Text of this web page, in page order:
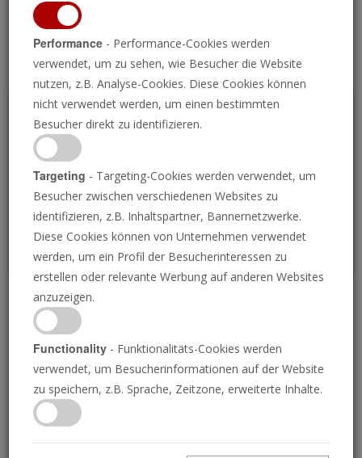
Programm ansehen
P
Der Iran in der
Prophezeiung
26.06.2025 • 64 Minuten
Der Iran sorgt erneut für Schlagzeilen, diesmal
aufgrund der Eskalation mit Israel. Der Iran hat
Performance - Performance-Cookies werden
verwendet, um zu sehen, wie Besucher die Website
nutzen, z.B. Analyse-Cookies. Diese Cookies können
nicht verwendet werden, um einen bestimmten
Besucher direkt zu identifizieren.
Targeting - Targeting-Cookies werden verwendet, um
Besucher zwischen verschiedenen Websites zu
identifizieren, z.B. Inhaltspartner, Bannernetzwerke.
Diese Cookies können von Unternehmen verwendet
werden, um ein Profil der Besucherinteressen zu
erstellen oder relevante Werbung auf anderen Websites
anzuzeigen.
Functionality - Funktionalitäts-Cookies werden
verwendet, um Besucherinformationen auf der Website
zu speichern, z.B. Sprache, Zeitzone, erweiterte Inhalte.